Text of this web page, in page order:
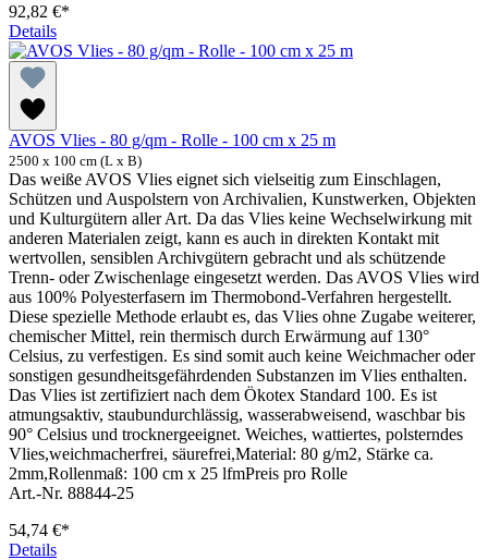
92,82 €*
Details
AVOS Vlies - 80 g/qm - Rolle - 100 cm x 25 m
2500 x 100 cm (L x B)
Das weiße AVOS Vlies eignet sich vielseitig zum Einschlagen,
Schützen und Auspolstern von Archivalien, Kunstwerken, Objekten
und Kulturgütern aller Art. Da das Vlies keine Wechselwirkung mit
anderen Materialen zeigt, kann es auch in direkten Kontakt mit
wertvollen, sensiblen Archivgütern gebracht und als schützende
Trenn- oder Zwischenlage eingesetzt werden. Das AVOS Vlies wird
aus 100% Polyesterfasern im Thermobond-Verfahren hergestellt.
Diese spezielle Methode erlaubt es, das Vlies ohne Zugabe weiterer,
chemischer Mittel, rein thermisch durch Erwärmung auf 130°
Celsius, zu verfestigen. Es sind somit auch keine Weichmacher oder
sonstigen gesundheitsgefährdenden Substanzen im Vlies enthalten.
Das Vlies ist zertifiziert nach dem Ökotex Standard 100. Es ist
atmungsaktiv, staubundurchlässig, wasserabweisend, waschbar bis
90° Celsius und trocknergeeignet. Weiches, wattiertes, polsterndes
Vlies,weichmacherfrei, säurefrei,Material: 80 g/m2, Stärke ca.
2mm,Rollenmaß: 100 cm x 25 lfmPreis pro Rolle
Art.-Nr. 88844-25
54,74 €*
Details